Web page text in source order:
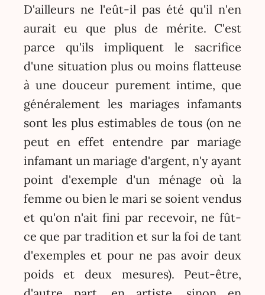
D'ailleurs ne l'eût-il pas été qu'il n'en
aurait eu que plus de mérite. C'est
parce qu'ils impliquent le sacrifice
d'une situation plus ou moins flatteuse
à une douceur purement intime, que
généralement les mariages infamants
sont les plus estimables de tous (on ne
peut en effet entendre par mariage
infamant un mariage d'argent, n'y ayant
point d'exemple d'un ménage où la
femme ou bien le mari se soient vendus
et qu'on n'ait fini par recevoir, ne fût-
ce que par tradition et sur la foi de tant
d'exemples et pour ne pas avoir deux
poids et deux mesures). Peut-être,